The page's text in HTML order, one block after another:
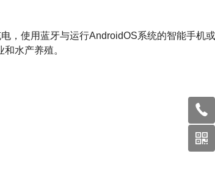
，使用蓝牙与运行AndroidOS系统的智能手机
水产养殖。